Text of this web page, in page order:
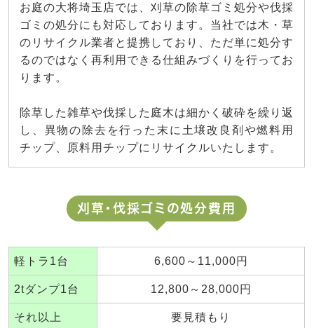
お庭の大将埼玉店では、刈草の除草ゴミ処分や伐採
ゴミの処分にも対応しております。当社では木・草
のリサイクル業者と提携しており、ただ単に処分す
るのではなく再利用できる仕組みづくりを行ってお
ります。
除草した雑草や伐採した庭木は細かく破砕を繰り返
し、異物の除去を行った末に土壌改良剤や燃料用
チップ、原料用チップにリサイクルいたします。
刈草・伐採ゴミの処分費用
軽トラ1台 6,600～11,000円
2tダンプ1台 12,800～28,000円
それ以上 要見積もり